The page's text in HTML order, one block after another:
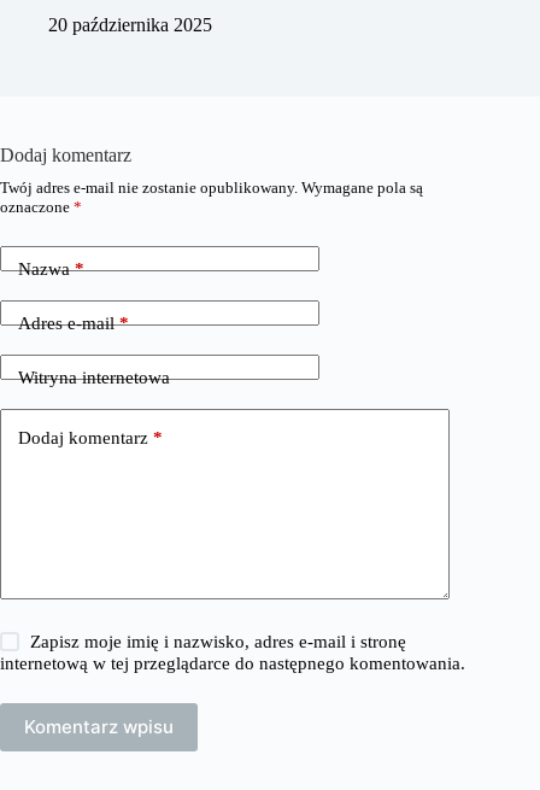
20 października 2025
Dodaj komentarz
Twój adres e-mail nie zostanie opublikowany. Wymagane pola są
oznaczone *
Nazwa*
Adres e-mail*
Witryna internetowa
Dodaj komentarz *
Zapisz moje imię i nazwisko, adres e-mail i stronę
internetową w tej przeglądarce do następnego komentowania.
Komentarz wpisu